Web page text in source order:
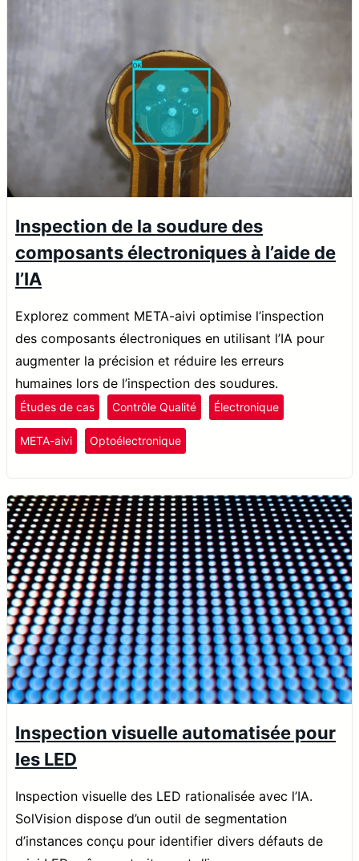
Inspection de la soudure des
composants électroniques à l’aide de
l’IA
Explorez comment META-aivi optimise l’inspection
des composants électroniques en utilisant l’IA pour
augmenter la précision et réduire les erreurs
humaines lors de l’inspection des soudures.
Études de cas Contrôle Qualité Électronique
META-aivi Optoélectronique
Inspection visuelle automatisée pour
les LED
Inspection visuelle des LED rationalisée avec l’IA.
SolVision dispose d’un outil de segmentation
d’instances conçu pour identifier divers défauts de